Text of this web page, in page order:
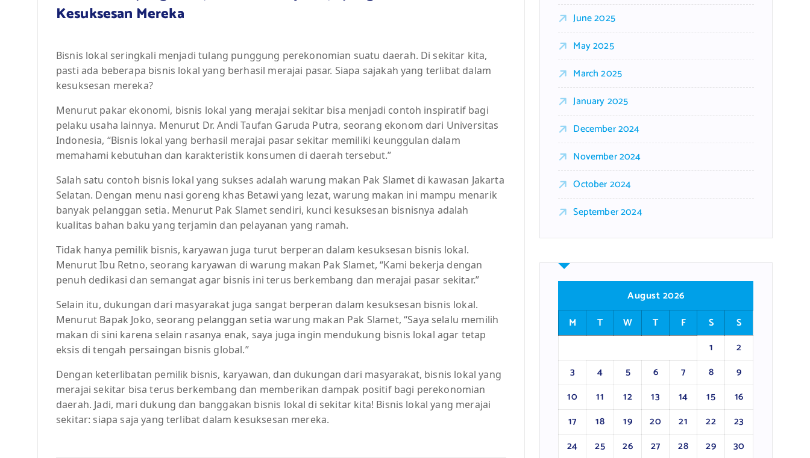
Kesuksesan Mereka
Bisnis lokal seringkali menjadi tulang punggung perekonomian suatu daerah. Di sekitar kita,
pasti ada beberapa bisnis lokal yang berhasil merajai pasar. Siapa sajakah yang terlibat dalam
kesuksesan mereka?
Menurut pakar ekonomi, bisnis lokal yang merajai sekitar bisa menjadi contoh inspiratif bagi
pelaku usaha lainnya. Menurut Dr. Andi Taufan Garuda Putra, seorang ekonom dari Universitas
Indonesia, “Bisnis lokal yang berhasil merajai pasar sekitar memiliki keunggulan dalam
memahami kebutuhan dan karakteristik konsumen di daerah tersebut.”
Salah satu contoh bisnis lokal yang sukses adalah warung makan Pak Slamet di kawasan Jakarta
Selatan. Dengan menu nasi goreng khas Betawi yang lezat, warung makan ini mampu menarik
banyak pelanggan setia. Menurut Pak Slamet sendiri, kunci kesuksesan bisnisnya adalah
kualitas bahan baku yang terjamin dan pelayanan yang ramah.
Tidak hanya pemilik bisnis, karyawan juga turut berperan dalam kesuksesan bisnis lokal.
Menurut Ibu Retno, seorang karyawan di warung makan Pak Slamet, “Kami bekerja dengan
penuh dedikasi dan semangat agar bisnis ini terus berkembang dan merajai pasar sekitar.”
Selain itu, dukungan dari masyarakat juga sangat berperan dalam kesuksesan bisnis lokal.
Menurut Bapak Joko, seorang pelanggan setia warung makan Pak Slamet, “Saya selalu memilih
makan di sini karena selain rasanya enak, saya juga ingin mendukung bisnis lokal agar tetap
eksis di tengah persaingan bisnis global.”
Dengan keterlibatan pemilik bisnis, karyawan, dan dukungan dari masyarakat, bisnis lokal yang
merajai sekitar bisa terus berkembang dan memberikan dampak positif bagi perekonomian
daerah. Jadi, mari dukung dan banggakan bisnis lokal di sekitar kita! Bisnis lokal yang merajai
sekitar: siapa saja yang terlibat dalam kesuksesan mereka.
June 2025
May 2025
March 2025
January 2025
December 2024
November 2024
October 2024
September 2024
August 2026
M
T W T F S
S
1
2
3
4 5 6 7 8
9
10
11 12 13 14 15
16
17
18 19 20 21 22
23
24
25 26 27 28 29
30